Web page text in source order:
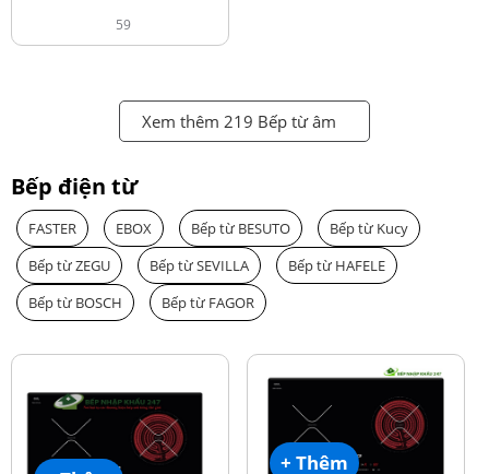
59
Xem thêm 219 Bếp từ âm
Bếp điện từ
FASTER EBOX Bếp từ BESUTO
Bếp từ Kucy
Bếp từ ZEGU
Bếp từ SEVILLA
Bếp từ HAFELE
Bếp từ BOSCH
Bếp từ FAGOR
+ Thêm